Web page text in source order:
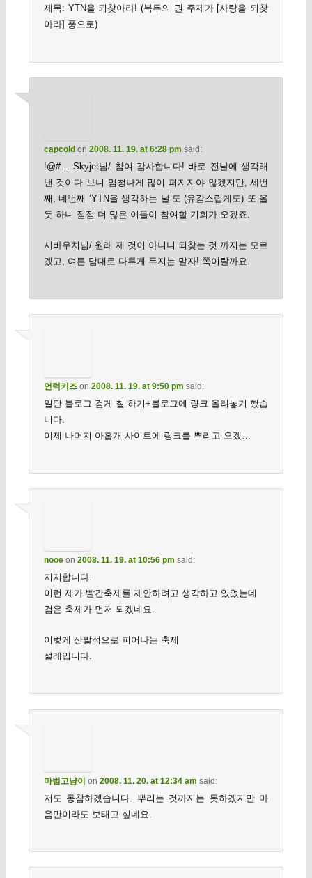
제목: YTN을 되찾아라! (북두의 권 주제가 [사랑을 되찾
아라] 풍으로)
capcold on 2008. 11. 19. at 6:28 pm said:
!@#… Skyjet님/ 참여 감사합니다! 바로 전날에 생각해
낸 것이다 보니 엄청나게 많이 퍼지지야 않겠지만, 세번
째, 네번째 ‘YTN을 생각하는 날’도 (유감스럽게도) 또 올
듯 하니 점점 더 많은 이들이 참여할 기회가 오겠죠.
시바우치님/ 원래 제 것이 아니니 되찾는 것 까지는 모르
겠고, 여튼 맘대로 다루게 두지는 말자! 쪽이랄까요.
언럭키즈on 2008. 11. 19. at 9:50 pm said:
일단 블로그 검게 칠 하기+블로그에 링크 올려놓기 했습
니다.
이제 나머지 아홉개 사이트에 링크를 뿌리고 오겠…
nooeon 2008. 11. 19. at 10:56 pm said:
지지합니다.
이런 제가 빨간축제를 제안하려고 생각하고 있었는데
검은 축제가 먼저 되겠네요.
이렇게 산발적으로 피어나는 축제
설레입니다.
마법고냥이 on 2008. 11. 20. at 12:34 am said:
저도 동참하겠습니다. 뿌리는 것까지는 못하겠지만 마
음만이라도 보태고 싶네요.